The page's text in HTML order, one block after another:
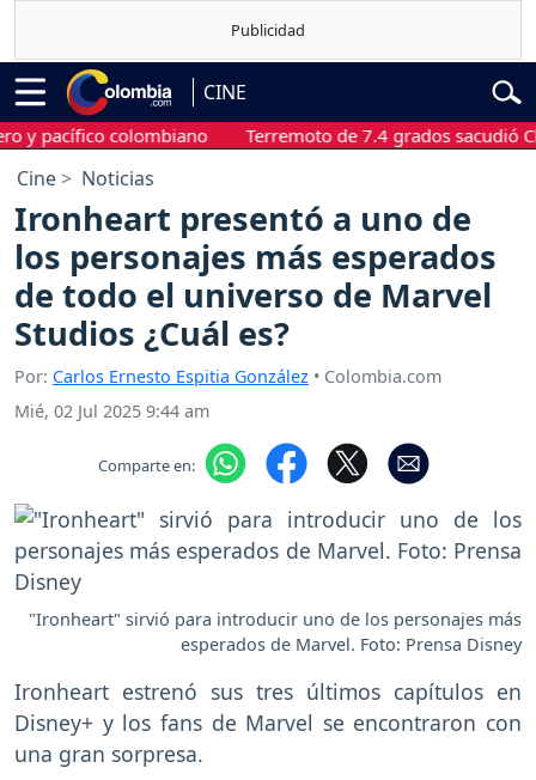
CINE
colombiano Terremoto de 7.4 grados sacudió
Cine Noticias
Ironheart presentó a uno de
los personajes más esperados
de todo el universo de Marvel
Studios ¿Cuál es?
Por: Carlos Ernesto Espitia González • Colombia.com
Mié, 02 Jul 2025 9:44 am
Comparte en:
"Ironheart" sirvió para introducir uno de los personajes más
esperados de Marvel. Foto: Prensa Disney
Ironheart estrenó sus tres últimos capítulos en
Disney+ y los fans de Marvel se encontraron con
una gran sorpresa.